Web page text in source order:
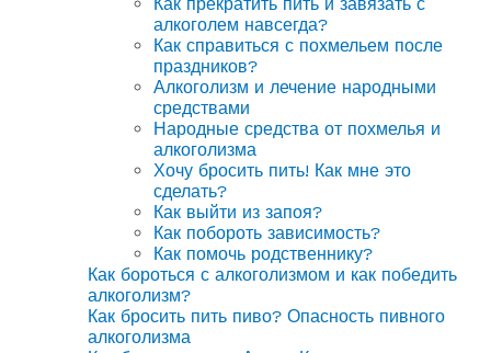
алкоголем навсегда?
Как справиться с похмельем после
праздников?
Алкоголизм и лечение народными
средствами
Народные средства от похмелья и
алкоголизма
Хочу бросить пить! Как мне это
сделать?
Как выйти из запоя?
Как побороть зависимость?
Как помочь родственнику?
Как бороться с алкоголизмом и как победить
алкоголизм?
Как бросить пить пиво? Опасность пивного
алкоголизма